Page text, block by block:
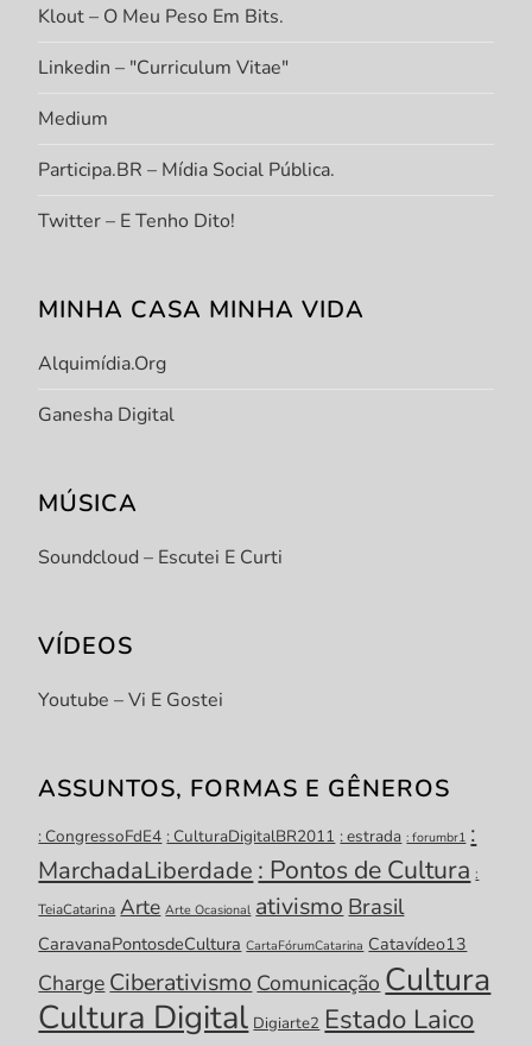
Klout – O Meu Peso Em Bits.
Linkedin – "Curriculum Vitae"
Medium
Participa.BR – Mídia Social Pública.
Twitter – E Tenho Dito!
MINHA CASA MINHA VIDA
Alquimídia.org
Ganesha Digital
MÚSICA
Soundcloud – Escutei E Curti
VÍDEOS
Youtube – Vi E Gostei
ASSUNTOS, FORMAS E GÊNEROS
: CongressoFdE4 : CulturaDigitalBR2011 : estrada : forumbr1 :
MarchadaLiberdade : Pontos de Cultura :
TeiaCatarina Arte Arte Ocasional ativismoBrasil
CaravanaPontosdeCultura CartaFórumCatarina Catavídeo13
ChargeCiberativismoComunicação Cultura
Cultura Digital Digiarte2 Estado Laico